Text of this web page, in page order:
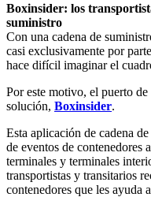
Boxinsider: los
suministro
Con una cadena de
casi exclusivamente por
hace difícil imaginar el
Por este motivo, el puerto
solución, Boxinsider.
Esta aplicación de cadena
de eventos de contenedores
terminales y terminales
transportistas y transitarios
contenedores que les ayuda